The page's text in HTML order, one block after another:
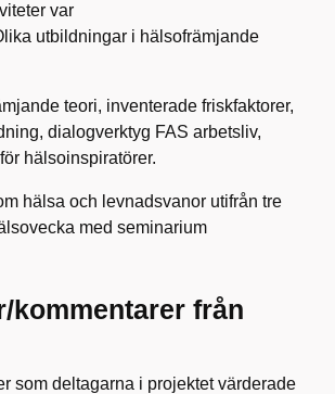
var
utbildningar i hälsofrämjande
teori, inventerade friskfaktorer,
dialogverktyg FAS arbetsliv,
hälsoinspiratörer.
hälsa och levnadsvanor utifrån tre
med seminarium
kommentarer från
som deltagarna i projektet värderade